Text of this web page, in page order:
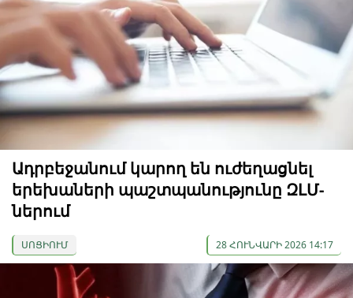
Ադրբեջանում կարող են ուժեղացնել
երեխաների պաշտպանությունը ԶԼՄ-
ներում
ՍՈՑԻՈՒՄ 28 ՀՈՒՆՎԱՐԻ 2026 14:17